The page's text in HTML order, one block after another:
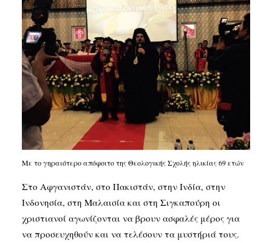
Με το γηραιότερο απόφοιτο της Θεολογικής Σχολής ηλικίας 69 ετών
Στο Αφγανιστάν, στο Πακιστάν, στην Ινδία, στην
Ινδονησία, στη Μαλαισία και στη Σιγκαπούρη οι
χριστιανοί αγωνίζονται να βρουν ασφαλές μέρος για
να προσευχηθούν και να τελέσουν τα μυστήριά τους.